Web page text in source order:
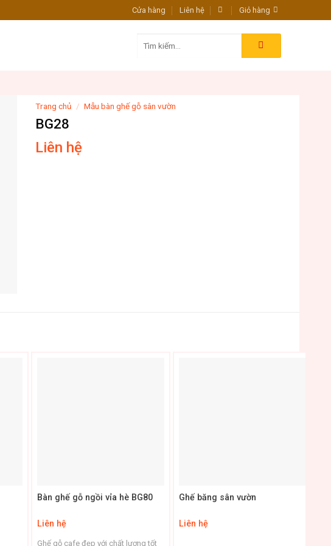
Cửa hàng Liên hệ Giỏ hàng
kiếm:
Trang chủ / Mẫu bàn ghế gỗ sân vườn
BG28
Liên hệ
Bàn ghế gỗ ngồi vỉa hè BG80
Liên hệ
Ghế gỗ cafe đẹp với chất lượng tốt
Ghế băng sân vườn
Liên hệ